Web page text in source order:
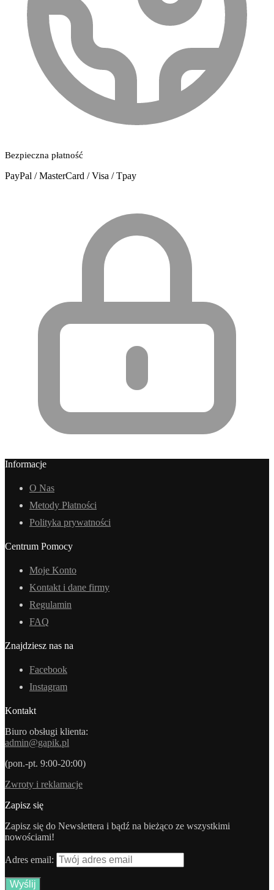
Bezpieczna płatność
PayPal / MasterCard / Visa / Tpay
Informacje
O Nas
Metody Płatności
Polityka prywatności
Centrum Pomocy
Moje Konto
Kontakt i dane firmy
Regulamin
FAQ
Znajdziesz nas na
Facebook
Instagram
Kontakt
Biuro obsługi klienta:
admin@gapik.pl
(pon.-pt. 9:00-20:00)
Zwroty i reklamacje
Zapisz się
Zapisz się do Newslettera i bądź na bieżąco ze wszystkimi
nowościami!
Adres email: